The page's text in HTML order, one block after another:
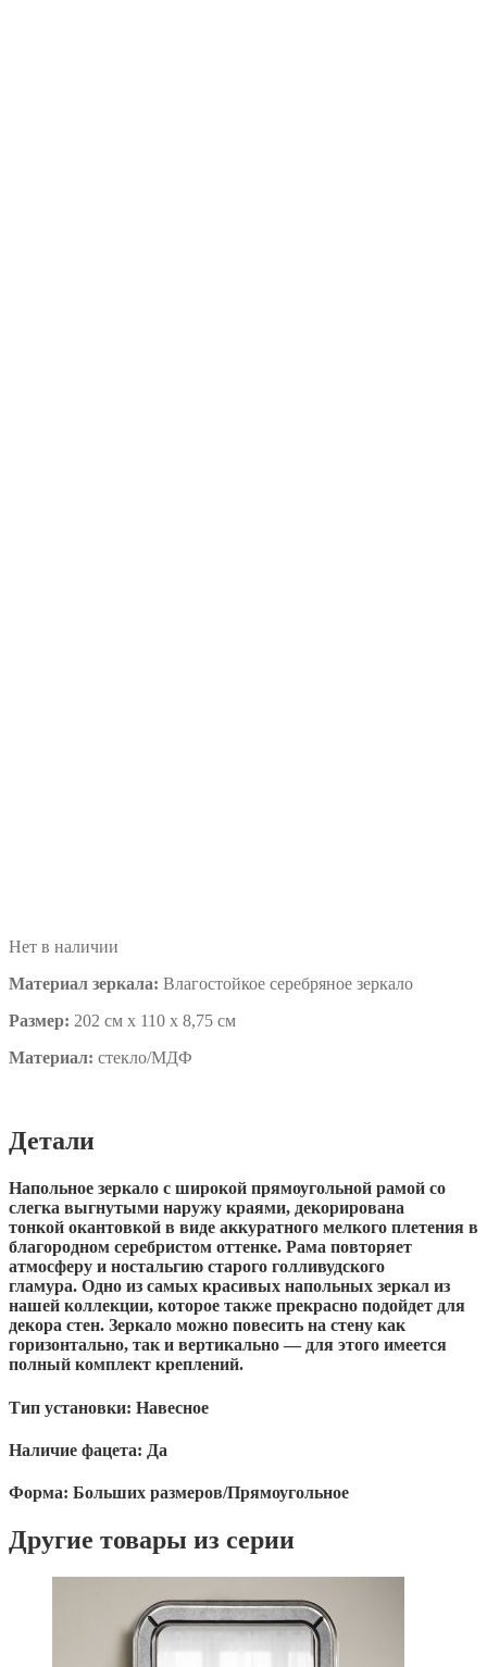
Нет в наличии
Материал зеркала: Влагостойкое серебряное зеркало
Размер: 202 см х 110 х 8,75 см
Материал: стекло/МДФ
Детали
Напольное зеркало с широкой прямоугольной рамой со
слегка выгнутыми наружу краями, декорирована
тонкой окантовкой в виде аккуратного мелкого плетения в
благородном серебристом оттенке. Рама повторяет
атмосферу и ностальгию старого голливудского
гламура. Одно из самых красивых напольных зеркал из
нашей коллекции, которое также прекрасно подойдет для
декора стен. Зеркало можно повесить на стену как
горизонтально, так и вертикально — для этого имеется
полный комплект креплений.
Тип установки: Навесное
Наличие фацета: Да
Форма: Больших размеров/Прямоугольное
Другие товары из серии